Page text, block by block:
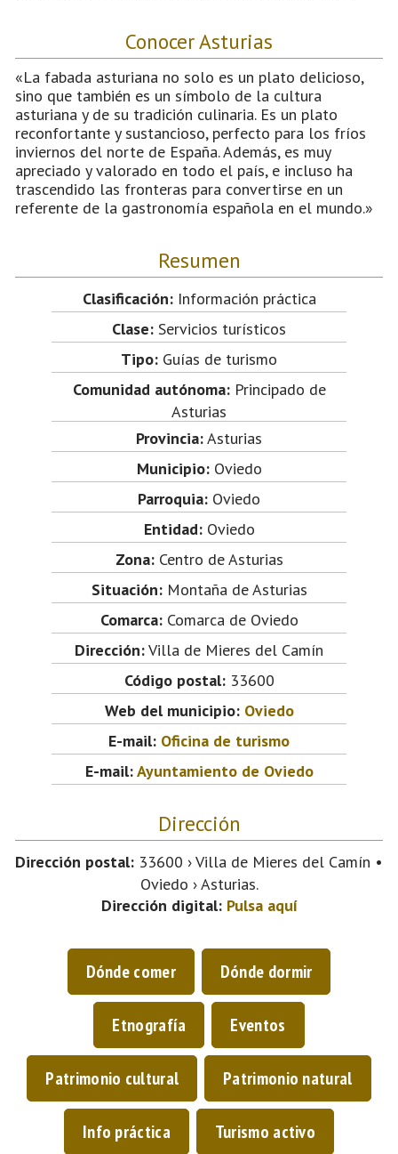
Conocer Asturias
«La fabada asturiana no solo es un plato delicioso,
sino que también es un símbolo de la cultura
asturiana y de su tradición culinaria. Es un plato
reconfortante y sustancioso, perfecto para los fríos
inviernos del norte de España. Además, es muy
apreciado y valorado en todo el país, e incluso ha
trascendido las fronteras para convertirse en un
referente de la gastronomía española en el mundo.»
Resumen
Clasificación:Información práctica
Clase: Servicios turísticos
Tipo: Guías de turismo
Comunidad autónoma:Principado de
Asturias
Provincia:Asturias
Municipio:Oviedo
Parroquia: Oviedo
Entidad:Oviedo
Zona:Centro de Asturias
Situación:Montaña de Asturias
Comarca:Comarca de Oviedo
Dirección:Villa de Mieres del Camín
Código postal:33600
Web del municipio: Oviedo
E-mail: Oficina de turismo
E-mail:Ayuntamiento de Oviedo
Dirección
Dirección postal: 33600 › Villa de Mieres del Camín •
Oviedo › Asturias.
Dirección digital: Pulsa aquí
Dónde comer Dónde dormir
Etnografía Eventos
Patrimonio cultural Patrimonio natural
Info práctica Turismo activo